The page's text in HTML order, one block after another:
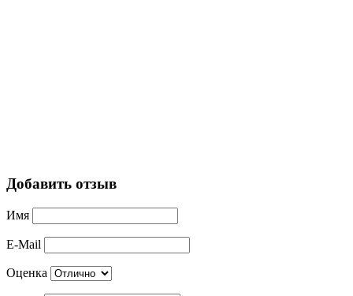
Добавить отзыв
Имя
E-Mail
Оценка